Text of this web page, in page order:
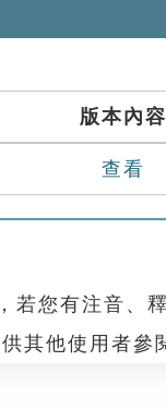
版本內容
查看
若您有注音、
其他使用者參